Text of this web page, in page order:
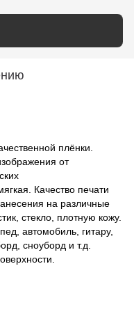
плёнки.
от
Качество печати
на различные
стекло, плотную кожу.
автомобиль, гитару,
сноуборд и т.д.